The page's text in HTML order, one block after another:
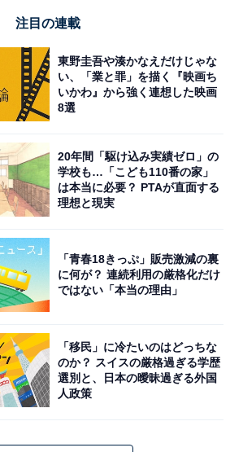
注目の連載
東野圭吾や湊かなえだけじゃな
い、「業と罪」を描く『映画ち
いかわ』から強く連想した映画
8選
20年間「駆け込み実績ゼロ」の
学校も…「こども110番の家」
は本当に必要？ PTAが直面する
理想と現実
「青春18きっぷ」販売激減の裏
に何が？ 連続利用の厳格化だけ
ではない「本当の理由」
「移民」に冷たいのはどっちな
のか？ スイスの厳格過ぎる学歴
選別と、日本の曖昧過ぎる外国
人政策